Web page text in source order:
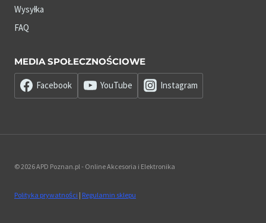
Wysyłka
FAQ
MEDIA SPOŁECZNOŚCIOWE
Facebook YouTube Instagram
© 2026 APD Poznan.pl - Online Akcesoria i Elektronika
Polityka prywatności | Regulamin sklepu